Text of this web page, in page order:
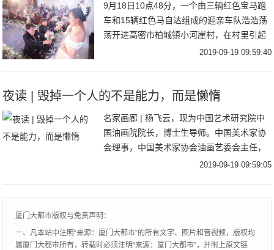
9月18日10点48分，一个由三辆红色宝马跑
车和15辆红色马自达组成的迎亲车队浩浩荡
荡开进高密市柏城镇小河崖村，在村里引起
一番沸腾。这是谁家的孩子结婚？竟然搞了
2019-09-19 09:59:40
夜读 | 毁掉一个人的不是能力，而是懒惰
名家画廊 | 杨飞云，现为中国艺术研究院中
国油画院院长，博士生导师。中国美术家协
会理事，中国美术家协会油画艺委会主任，
中国油画学会副主席，中央美术学院客座教
2019-09-19 09:59:05
厦门大都市版权与免责声明：
一、凡本站中注明“来源：厦门大都市”的所有文字、图片和音视频，版权均
属厦门大都市所有，转载时必须注明“来源：厦门大都市”，并附上原文链